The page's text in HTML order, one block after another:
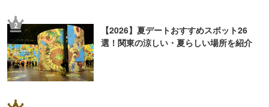
2
【2026】夏デートおすすめスポット26
選！関東の涼しい・夏らしい場所を紹介